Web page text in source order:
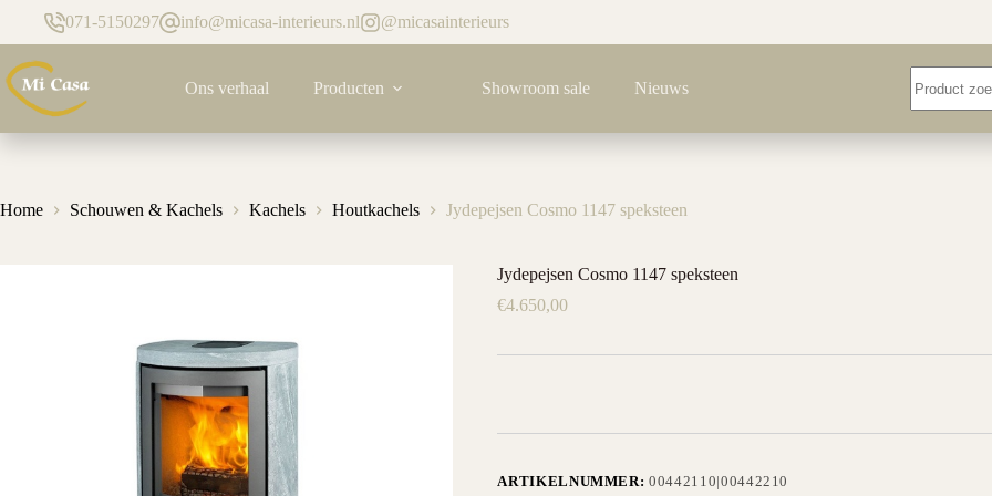
de
inhoud
071-5150297 info@micasa-interieurs.nl @micasainterieurs
Ons verhaal Producten Showroom sale Nieuws
resultaten
Home Schouwen & Kachels Kachels Houtkachels Jydepejsen Cosmo 1147 speksteen
Jydepejsen Cosmo 1147 speksteen
€4.650,00
ARTIKELNUMMER:00442110|00442210